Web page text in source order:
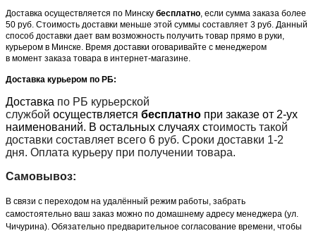
Доставка осуществляется по Минску бесплатно , если сумма заказа более
50 руб. Стоимость доставки меньше этой суммы составляет 3 руб. Данный
способ доставки дает вам возможность получить товар прямо в руки,
курьером в Минске. Время доставки оговаривайте с менеджером
в момент заказа товара в интернет-магазине.
Доставка курьером по РБ:
Доставка по РБ курьерской
службой осуществляется бесплатно при заказе от 2-ух
наименований. В остальных случаях стоимость такой
доставки составляет всего 6 руб. Сроки доставки 1-2
дня. Оплата курьеру при получении товара.
Самовывоз:
В связи с переходом на удалённый режим работы, забрать
самостоятельно ваш заказ можно по домашнему адресу менеджера (ул.
Чичурина). Обязательно предварительное согласование времени, чтобы